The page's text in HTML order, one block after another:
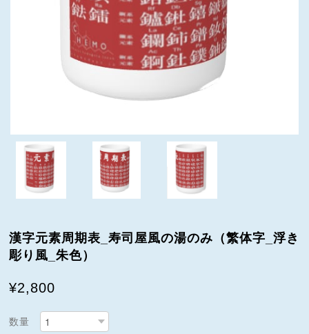
漢字元素周期表_寿司屋風の湯のみ（繁体字_浮き
彫り風_朱色）
¥2,800
数量